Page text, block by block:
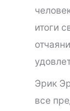
итоги
Эрик
все